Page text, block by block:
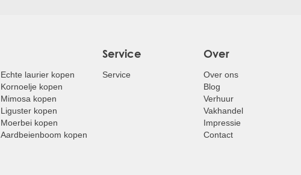
Echte laurier kopen
Kornoelje kopen
Mimosa kopen
Liguster kopen
Moerbei kopen
Aardbeienboom kopen
Service
Service
Over
Over ons
Blog
Verhuur
Vakhandel
Impressie
Contact